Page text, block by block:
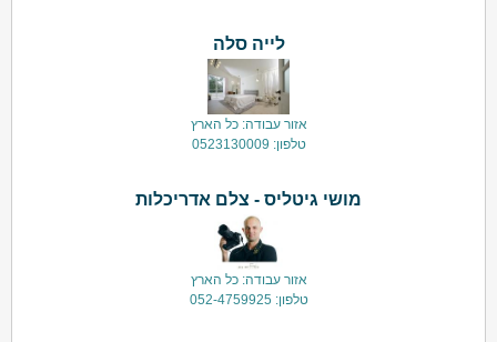
לייה סלה
אזור עבודה: כל הארץ
טלפון: 0523130009
מושי גיטליס - צלם אדריכלות
אזור עבודה: כל הארץ
טלפון: 052-4759925